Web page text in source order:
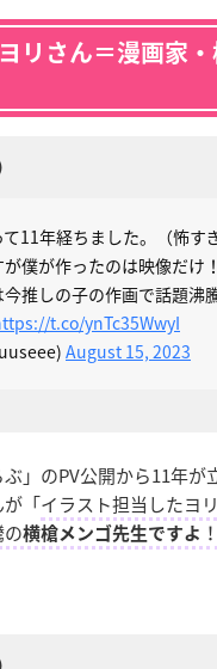
リさん＝漫画家・
11年経ちました。（怖す
僕が作ったのは映像だけ
推しの子の作画で話題沸
t.co/ynTc35WwyI
August 15, 2023
ぶ」のPV公開から11年が
が「イラスト担当したヨ
横槍メンゴ先生ですよ ！